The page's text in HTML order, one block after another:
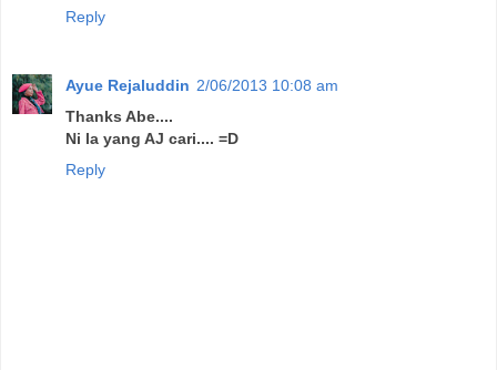
Reply
Ayue Rejaluddin 2/06/2013 10:08 am
Thanks Abe....
Ni la yang AJ cari.... =D
Reply